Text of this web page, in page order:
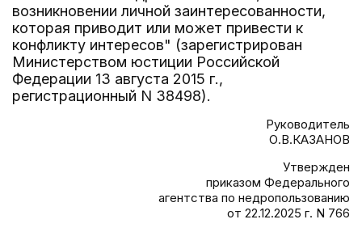
возникновении личной заинтересованности,
которая приводит или может привести к
конфликту интересов" (зарегистрирован
Министерством юстиции Российской
Федерации 13 августа 2015 г.,
регистрационный N 38498).
Руководитель
О.В.КАЗАНОВ
Утвержден
приказом Федерального
агентства по недропользованию
от 22.12.2025 г. N 766